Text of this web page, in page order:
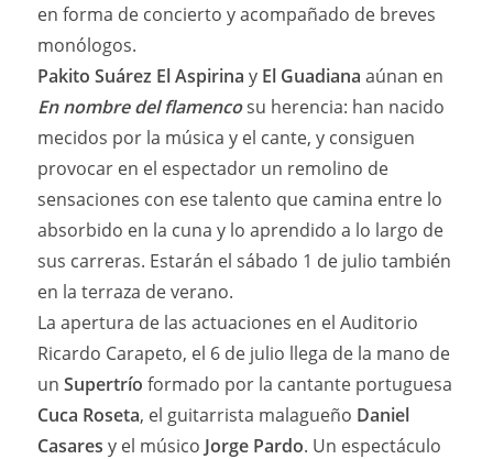
en forma de concierto y acompañado de breves
monólogos.
Pakito Suárez El Aspirina y El Guadiana aúnan en
En nombre del flamencosu herencia: han nacido
mecidos por la música y el cante, y consiguen
provocar en el espectador un remolino de
sensaciones con ese talento que camina entre lo
absorbido en la cuna y lo aprendido a lo largo de
sus carreras. Estarán el sábado 1 de julio también
en la terraza de verano.
La apertura de las actuaciones en el Auditorio
Ricardo Carapeto, el 6 de julio llega de la mano de
un Supertrío formado por la cantante portuguesa
Cuca Roseta, el guitarrista malagueño Daniel
Casares y el músico Jorge Pardo. Un espectáculo